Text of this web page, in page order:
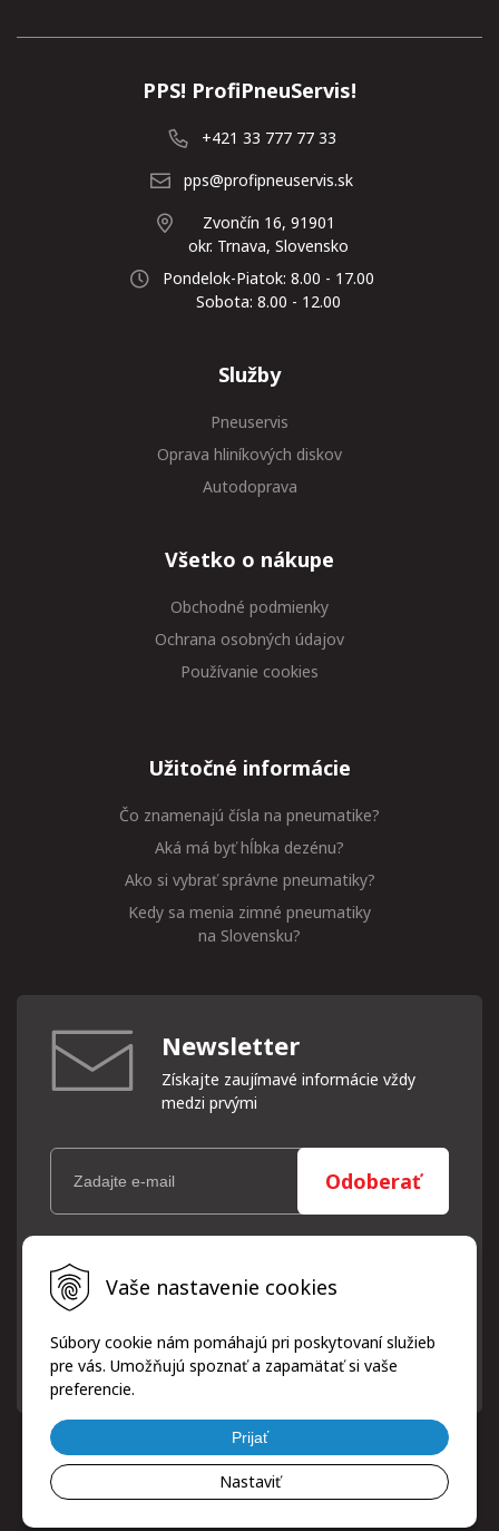
Vaše nastavenie cookies
Súbory cookie nám pomáhajú pri poskytovaní služieb
pre vás. Umožňujú spoznať a zapamätať si vaše
preferencie.
Prijať
Nastaviť
PPS! ProfiPneuServis!
+421 33 777 77 33
pps@profipneuservis.sk
Zvončín 16, 91901
okr. Trnava, Slovensko
Pondelok-Piatok: 8.00 - 17.00
Sobota: 8.00 - 12.00
Služby
Pneuservis
Oprava hliníkových diskov
Autodoprava
Všetko o nákupe
Obchodné podmienky
Ochrana osobných údajov
Používanie cookies
Užitočné informácie
Čo znamenajú čísla na pneumatike?
Aká má byť hĺbka dezénu?
Ako si vybrať správne pneumatiky?
Kedy sa menia zimné pneumatiky
na Slovensku?
Newsletter
Získajte zaujímavé informácie vždy
medzi prvými
Odoberať
Vaše osobné údaje (email) budeme spracovávať len za týmto
účelom v súlade s platnou legislatívou a zásadami ochrany
osobných údajov. Súhlas potvrdíte kliknutím na odkaz, ktorý
písomne, emailom alebo kliknutím na odkaz z ktoréhokoľvek
informačného emailu.
© 2026 ProfiPneuServis!